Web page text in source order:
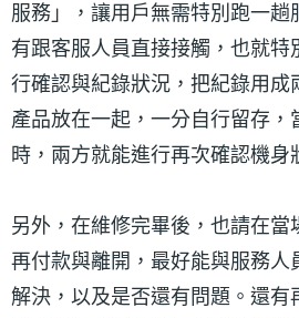
服務」，讓用戶無需特別跑一趟
有跟客服人員直接接觸，也就特
行確認與紀錄狀況，把紀錄用成
產品放在一起，一分自行留存，
時，兩方就能進行再次確認機身
另外，在維修完畢後，也請在當
再付款與離開，最好能與服務人
解決，以及是否還有問題。還有